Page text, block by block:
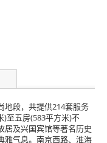
地段，共提供214套服务
)至五房(583平方米)不
居及兴国宾馆等著名历史
雅气息。南京西路、淮海